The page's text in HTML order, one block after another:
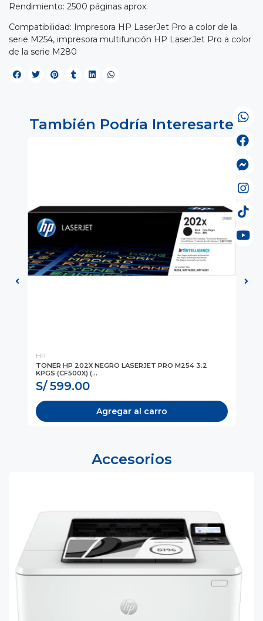
Rendimiento: 2500 páginas aprox.
Compatibilidad: Impresora HP LaserJet Pro a color de la
serie M254, impresora multifunción HP LaserJet Pro a color
de la serie M280
También Podría Interesarte
HP
TONER HP 202X NEGRO LASERJET PRO M254 3.2
KPGS (CF500X) (...
S/ 599.00
Agregar al carro
Accesorios